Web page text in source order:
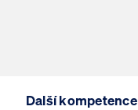
Další kompetence